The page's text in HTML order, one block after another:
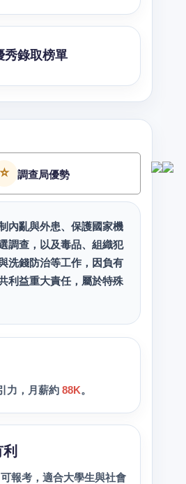
秀錄取榜單
⭐ 調查局優勢
內亂與外患、保護國家機
調查，以及毒品、組織犯
洗錢防治等工作，因負有
利益重大責任，屬於特殊
力，月薪約 88K。
報考，適合大學生與社會